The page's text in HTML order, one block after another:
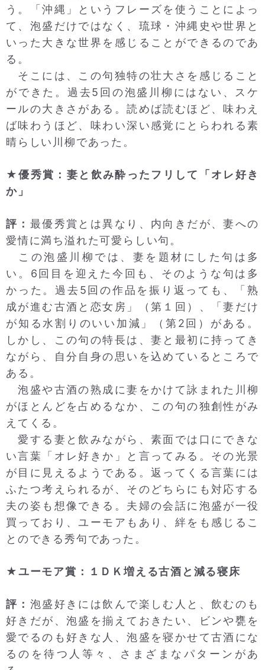
う。「沖縄」というフレーズを使うことによっ
て、泡盛だけではなく、琉球・沖縄史や世界と
いった大きな世界を感じることができるのであ
る。
そこには、この句独特の壮大さを感じること
ができた。過去5回の泡盛川柳にはない、スケ
ールの大きさがある。読めば読むほど、味わえ
ば味わうほど、味わい深い感覚にとらわれる素
晴らしい川柳であった。
★優秀賞：妻と飲み酔ったフリして「オレ好き
か」
評： 最優秀賞とは異なり、内向きだが、妻への
愛情に満ち溢れた可愛らしい句。
この泡盛川柳では、妻を題材にした句は多
い。6回目を迎えた今回も、そのような句は多
かった。過去5回の作品を振り返っても、「熟
成が進む古酒と恋女房」（第１回）、「妻だけ
が知る水割りのいい加減」（第2回）がある。
しかし、この句の特長は、妻と最初に持ってき
ながら、自分自身の思いを込めているところで
ある。
泡盛や古酒の熟成に妻をかけて詠まれた川柳
がほとんどを占めるなか、この句の独創性がみ
えてくる。
愛する妻と飲みながら、素面では口にできな
い言葉「オレ好きか」と言ってみる。その光景
が目に見えるようである。返ってくる言葉には
ふたつ考えられるが、そのどちらにも対応する
夫の姿も想像できる。夫婦の会話に泡盛が一役
買っており、ユーモアもあり、絆をも感じるこ
とのできる秀句であった。
★ユーモア賞：１ＤＫ増える古酒と減る寝床
評： 泡盛好きには飲んで楽しむ人と、飲むのも
好きだが、泡盛を揃えておきたい、ビンや甕を
愛でるのも好きな人、泡盛を寝かせて古酒にな
るのを待つ人等々、さまざまなパターンがあ